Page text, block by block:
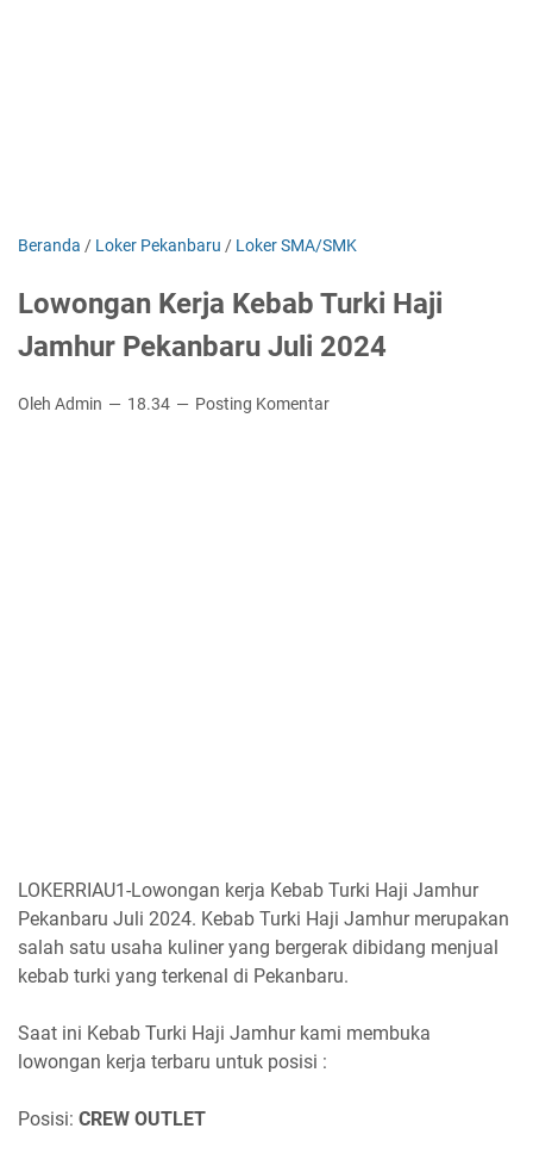
Beranda / Loker Pekanbaru / Loker SMA/SMK
Lowongan Kerja Kebab Turki Haji
Jamhur Pekanbaru Juli 2024
Oleh Admin 18.34 Posting Komentar
LOKERRIAU1-Lowongan kerja Kebab Turki Haji Jamhur
Pekanbaru Juli 2024. Kebab Turki Haji Jamhur merupakan
salah satu usaha kuliner yang bergerak dibidang menjual
kebab turki yang terkenal di Pekanbaru.
Saat ini Kebab Turki Haji Jamhur kami membuka
lowongan kerja terbaru untuk posisi :
Posisi: CREW OUTLET